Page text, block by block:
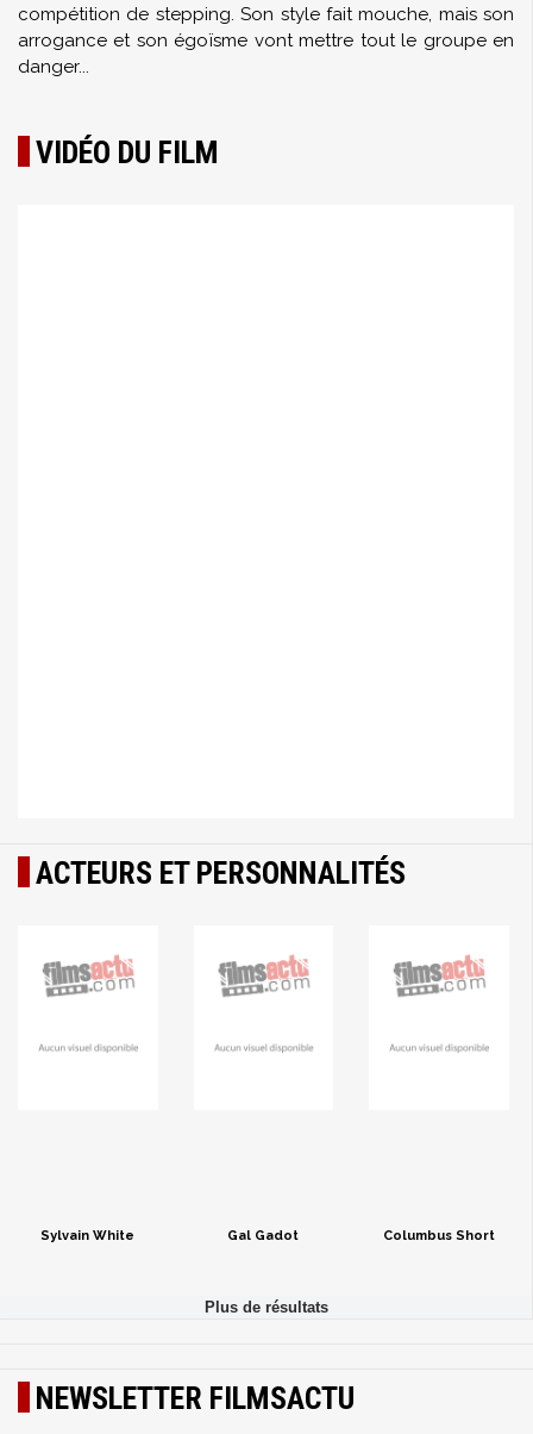
compétition de stepping. Son style fait mouche, mais son
arrogance et son égoïsme vont mettre tout le groupe en
danger...
VIDÉO DU FILM
ACTEURS ET PERSONNALITÉS
Sylvain White Gal Gadot Columbus Short
NEWSLETTER FILMSACTU